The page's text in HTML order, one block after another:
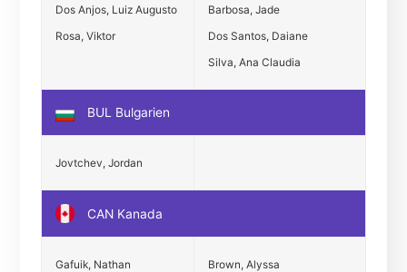
Dos Anjos, Luiz Augusto
Rosa, Viktor
Barbosa, Jade
Dos Santos, Daiane
Silva, Ana Claudia
BUL Bulgarien
Jovtchev, Jordan
CAN Kanada
Gafuik, Nathan
Brown, Alyssa